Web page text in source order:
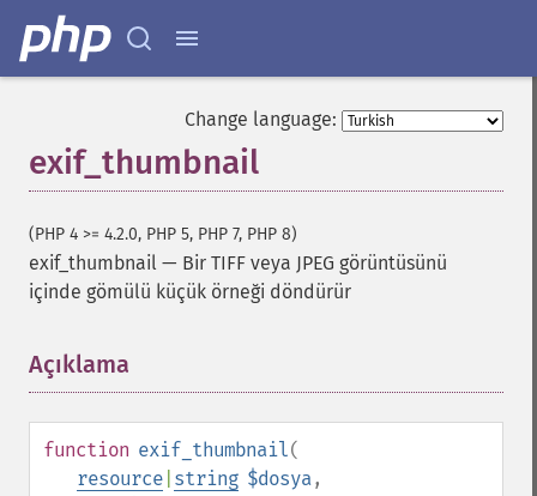
Change language:
exif_thumbnail
(PHP 4 >= 4.2.0, PHP 5, PHP 7, PHP 8)
exif_thumbnail — Bir TIFF veya JPEG görüntüsünü
içinde gömülü küçük örneği döndürür
Açıklama
function exif_thumbnail(
resource string $dosya,